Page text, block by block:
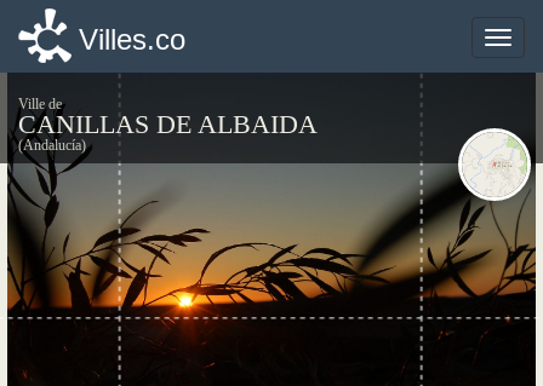
Toggle
Villes.co
Ville de
CANILLAS DE ALBAIDA
(Andalucía)
Toggle
Villes.co